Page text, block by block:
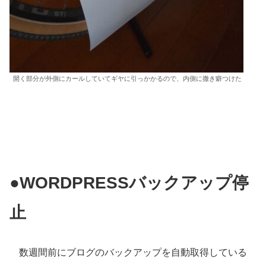
開く部分が外側にカールしていてギヤに引っかかるので、内側に撒き癖つけた
●WORDPRESSバックアップ停
止
数週間前にブログのバックアップを自動取得している